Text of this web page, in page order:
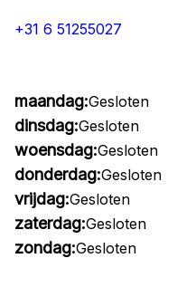
+31 6 51255027
maandag:Gesloten
dinsdag:Gesloten
woensdag:Gesloten
donderdag:Gesloten
vrijdag:Gesloten
zaterdag:Gesloten
zondag:Gesloten